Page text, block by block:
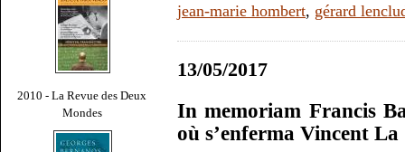
2010 - La Revue des Deux
Mondes
jean-marie hombert, gérard
13/05/2017
In memoriam Francis
où s’enferma Vincent La